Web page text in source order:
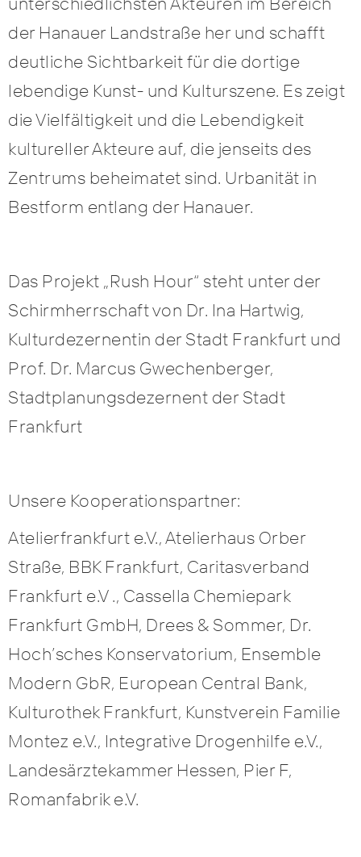
der Hanauer Landstraße her und schafft
deutliche Sichtbarkeit für die dortige
lebendige Kunst- und Kulturszene. Es zeigt
die Vielfältigkeit und die Lebendigkeit
kultureller Akteure auf, die jenseits des
Zentrums beheimatet sind. Urbanität in
Bestform entlang der Hanauer.
Das Projekt „Rush Hour“ steht unter der
Schirmherrschaft von Dr. Ina Hartwig,
Kulturdezernentin der Stadt Frankfurt und
Prof. Dr. Marcus Gwechenberger,
Stadtplanungsdezernent der Stadt
Frankfurt
Unsere Kooperationspartner:
Atelierfrankfurt e.V., Atelierhaus Orber
Straße, BBK Frankfurt, Caritasverband
Frankfurt e.V ., Cassella Chemiepark
Frankfurt GmbH, Drees & Sommer, Dr.
Hoch’sches Konservatorium, Ensemble
Modern GbR, European Central Bank,
Kulturothek Frankfurt, Kunstverein Familie
Montez e.V., Integrative Drogenhilfe e.V.,
Landesärztekammer Hessen, Pier F,
Romanfabrik e.V.